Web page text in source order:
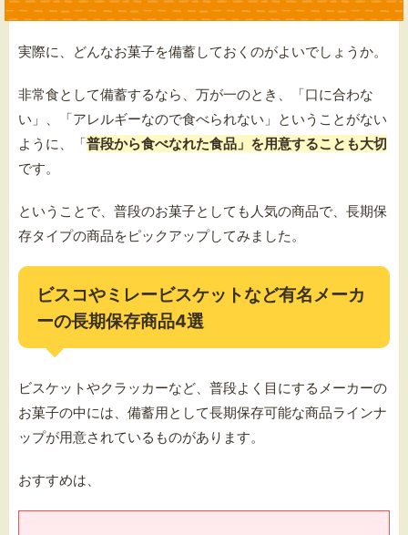
実際に、どんなお菓子を備蓄しておくのがよいでしょうか。
非常食として備蓄するなら、万が一のとき、「口に合わな
い」、「アレルギーなので食べられない」ということがない
ように、「普段から食べなれた食品」を用意することも大切
です。
ということで、普段のお菓子としても人気の商品で、長期保
存タイプの商品をピックアップしてみました。
ビスコやミレービスケットなど有名メーカ
ーの長期保存商品4選
ビスケットやクラッカーなど、普段よく目にするメーカーの
お菓子の中には、備蓄用として長期保存可能な商品ラインナ
ップが用意されているものがあります。
おすすめは、